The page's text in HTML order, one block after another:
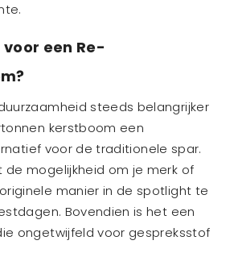
een Re-
steeds belangrijker
kerstboom een
voor de traditionele spar.
mogelijkheid om je merk of
manier in de spotlight te
Bovendien is het een
ongetwijfeld voor gespreksstof